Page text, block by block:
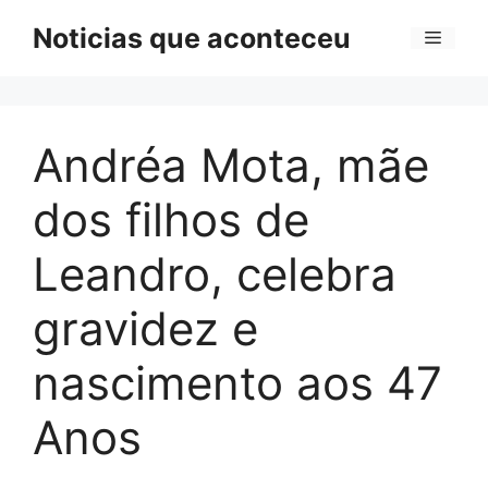
Noticias que aconteceu Menu
Andréa Mota, mãe
dos filhos de
Leandro, celebra
gravidez e
nascimento aos 47
Anos